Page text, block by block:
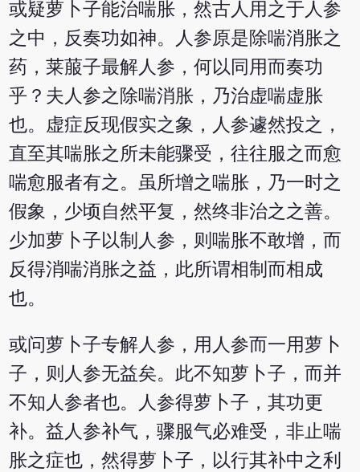
或疑萝卜子能治喘胀，然古人用之于人参
之中，反奏功如神。人参原是除喘消胀之
药，莱菔子最解人参，何以同用而奏功
乎？夫人参之除喘消胀，乃治虚喘虚胀
也。虚症反现假实之象，人参遽然投之，
直至其喘胀之所未能骤受，往往服之而愈
喘愈服者有之。虽所增之喘胀，乃一时之
假象，少顷自然平复，然终非治之之善。
少加萝卜子以制人参，则喘胀不敢增，而
反得消喘消胀之益，此所谓相制而相成
也。
或问萝卜子专解人参，用人参而一用萝卜
子，则人参无益矣。此不知萝卜子，而并
不知人参者也。人参得萝卜子，其功更
补。益人参补气，骤服气必难受，非止喘
胀之症也，然得萝卜子，以行其补中之利